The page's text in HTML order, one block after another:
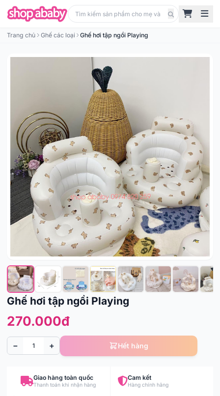
Trang chủ Ghế các loại Ghế hơi tập ngồi Playing
Ghế hơi tập ngồi Playing
270.000đ
− + Hết hàng
Giao hàng toàn quốc
Thanh toán khi nhận hàng
Cam kết
Hàng chính hãng